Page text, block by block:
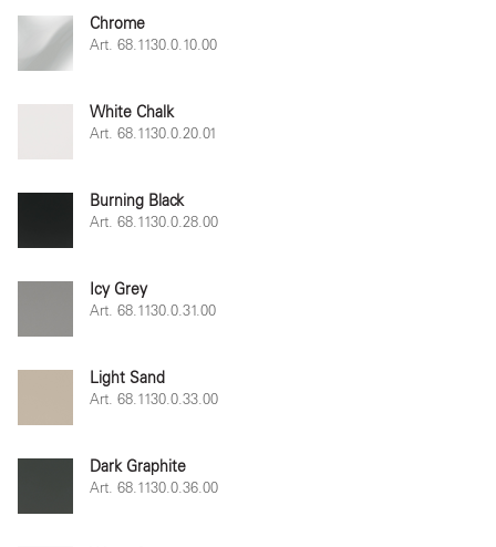
Chrome
Art. 68.1130.0.10.00
White Chalk
Art. 68.1130.0.20.01
Burning Black
Art. 68.1130.0.28.00
Icy Grey
Art. 68.1130.0.31.00
Light Sand
Art. 68.1130.0.33.00
Dark Graphite
Art. 68.1130.0.36.00